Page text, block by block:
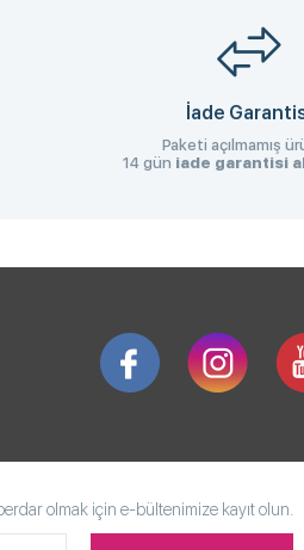
İade
Paketi açılmamış
14 gün iade garantisi
olmak için e-bültenimize kayıt olun.